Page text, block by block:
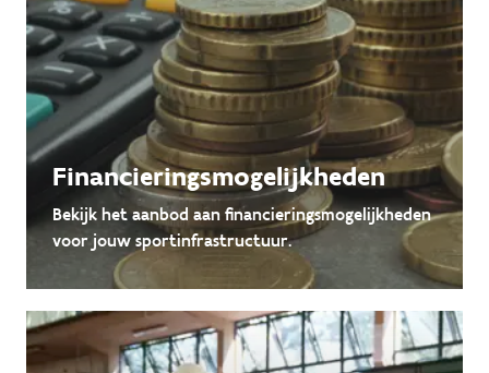
Financieringsmogelijkheden
Bekijk het aanbod aan financieringsmogelijkheden
voor jouw sportinfrastructuur.